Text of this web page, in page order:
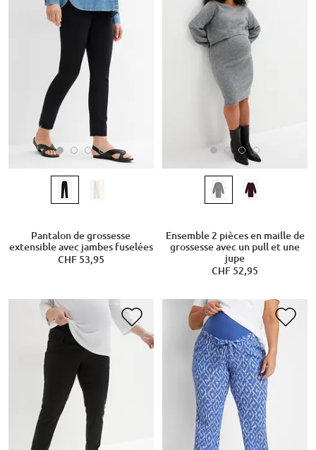
Pantalon de grossesse
extensible avec jambes fuselées
CHF 53,95
Ensemble 2 pièces en maille de
grossesse avec un pull et une
jupe
CHF 52,95